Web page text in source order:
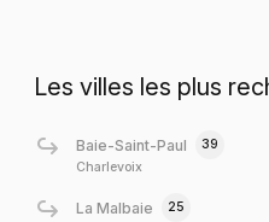
Les villes les plus
Baie-Saint-Paul
39
Charlevoix
La Malbaie
25